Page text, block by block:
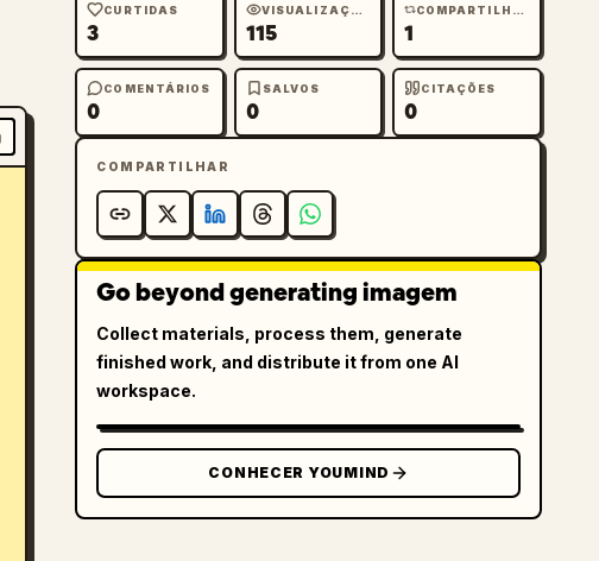
CURTIDAS
3
VISUALIZAÇÕES
115
COMPARTILHAMENTOS
1
COMENTÁRIOS
0
SALVOS
0
CITAÇÕES
0
COMPARTILHAR
Go beyond generating imagem
Collect materials, process them, generate
finished work, and distribute it from one AI
workspace.
CONHECER YOUMIND